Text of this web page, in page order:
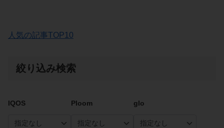
人気の記事TOP10
絞り込み検索
IQOS Ploom glo